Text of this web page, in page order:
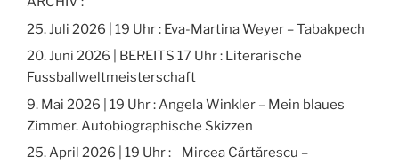
25. Juli 2026 | 19 Uhr : Eva-Martina Weyer – Tabakpech
20. Juni 2026 | BEREITS 17 Uhr : Literarische
Fussballweltmeisterschaft
9. Mai 2026 | 19 Uhr : Angela Winkler – Mein blaues
Zimmer. Autobiographische Skizzen
25. April 2026 | 19 Uhr : Mircea Cărtărescu –